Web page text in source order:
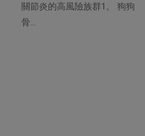
關節炎的高風險族群1。 狗狗
骨...